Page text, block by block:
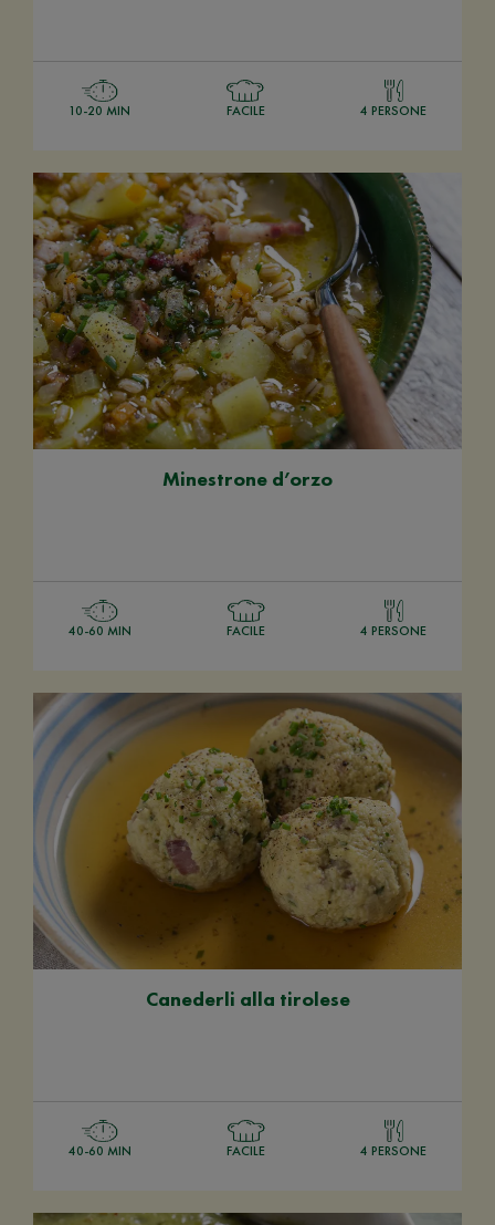
10-20 MIN FACILE 4 PERSONE
Minestrone d’orzo
40-60 MIN FACILE 4 PERSONE
Canederli alla tirolese
40-60 MIN FACILE 4 PERSONE